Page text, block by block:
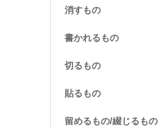
消すもの
書かれるもの
切るもの
貼るもの
留めるもの/綴じるもの